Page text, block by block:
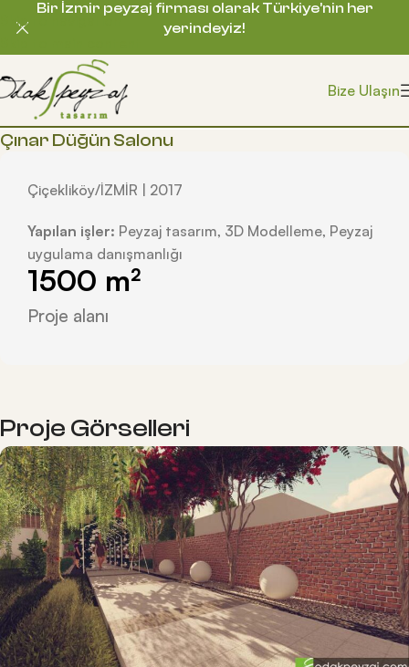
Skip to navigation
Bize Ulaşın
Çınar Düğün Salonu
Çiçekliköy/İZMİR | 2017
Yapılan işler: Peyzaj tasarım, 3D Modelleme, Peyzaj
uygulama danışmanlığı
Proje alanı
1500 m²
Proje Görselleri
Bir İzmir peyzaj firması olarak Türkiye’nin her
yerindeyiz!